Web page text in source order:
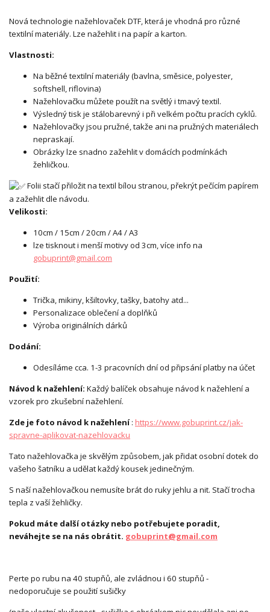
Nová technologie nažehlovaček DTF, která je vhodná pro různé
textilní materiály. Lze nažehlit i na papír a karton.
Vlastnosti:
Na běžné textilní materiály (bavlna, směsice, polyester,
softshell, riflovina)
Nažehlovačku můžete použít na světlý i tmavý textil.
Výsledný tisk je stálobarevný i při velkém počtu pracích cyklů.
Nažehlovačky jsou pružné, takže ani na pružných materiálech
nepraskají.
Obrázky lze snadno zažehlit v domácích podmínkách
žehličkou.
Folii stačí přiložit na textil bílou stranou, překrýt pečícím papírem
a zažehlit dle návodu.
Velikosti:
10cm / 15cm / 20cm / A4 / A3
lze tisknout i menší motivy od 3cm, více info na
gobuprint@gmail.com
Použití:
Trička, mikiny, kšiltovky, tašky, batohy atd...
Personalizace oblečení a doplňků
Výroba originálních dárků
Dodání:
Odesíláme cca. 1-3 pracovních dní od připsání platby na účet
Návod k nažehlení: Každý balíček obsahuje návod k nažehlení a
vzorek pro zkušební nažehlení.
Zde je foto návod k nažehlení: https://www.gobuprint.cz/jak-
spravne-aplikovat-nazehlovacku
Tato nažehlovačka je skvělým způsobem, jak přidat osobní dotek do
vašeho šatníku a udělat každý kousek jedinečným.
S naší nažehlovačkou nemusíte brát do ruky jehlu a nit. Stačí trocha
tepla z vaší žehličky.
Pokud máte další otázky nebo potřebujete poradit,
neváhejte se na nás obrátit. gobuprint@gmail.com
Perte po rubu na 40 stupňů, ale zvládnou i 60 stupňů -
nedoporučuje se použití sušičky